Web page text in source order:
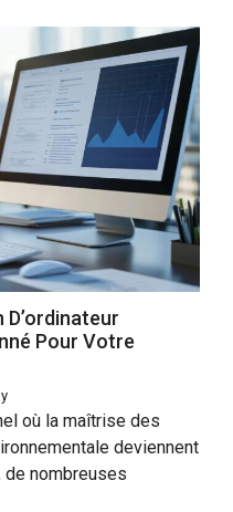
D’ordinateur
Pour Votre
où la maîtrise des
deviennent
nombreuses